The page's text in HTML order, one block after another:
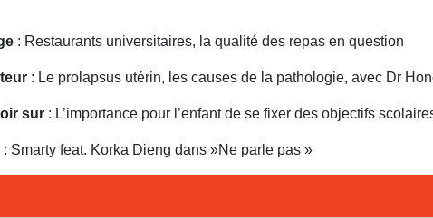
: Restaurants universitaires, la qualité des repas en question
: Le prolapsus utérin, les causes de la pathologie, avec Dr
sur : L’importance pour l’enfant de se fixer des objectifs
: Smarty feat. Korka Dieng dans »Ne parle pas »